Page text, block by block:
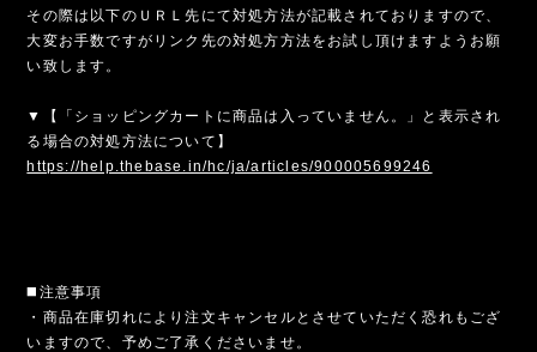
その際は以下のＵＲＬ先にて対処方法が記載されておりますので、
大変お手数ですがリンク先の対処方方法をお試し頂けますようお願
い致します。
▼【「ショッピングカートに商品は入っていません。」と表示され
る場合の対処方法について】
https://help.thebase.in/hc/ja/articles/900005699246
◼️注意事項
・商品在庫切れにより注文キャンセルとさせていただく恐れもござ
いますので、予めご了承くださいませ。